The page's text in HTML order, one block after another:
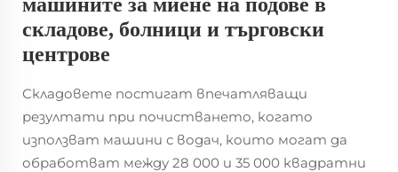
складове, болници и търговски
центрове
Складовете постигат впечатляващи
резултати при почистването, когато
използват машини с водач, които могат да
обработват между 28 000 и 35 000 квадратни